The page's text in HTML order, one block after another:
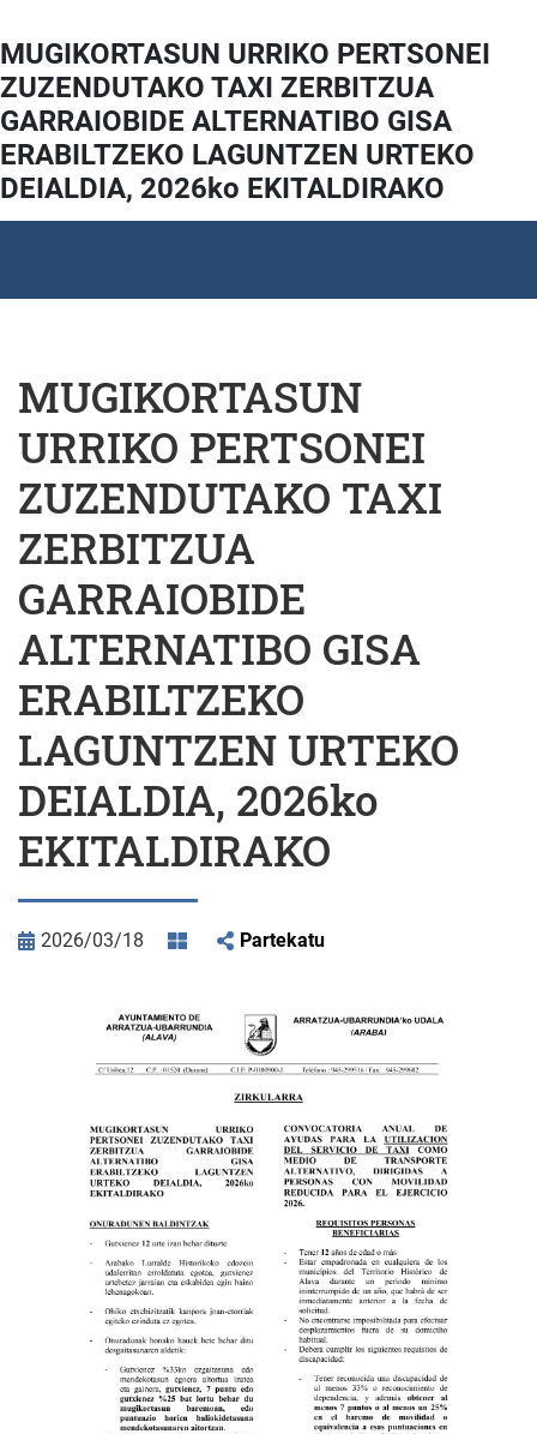
MUGIKORTASUN URRIKO PERTSONEI
ZUZENDUTAKO TAXI ZERBITZUA
GARRAIOBIDE ALTERNATIBO GISA
ERABILTZEKO LAGUNTZEN URTEKO
DEIALDIA, 2026ko EKITALDIRAKO
MUGIKORTASUN
URRIKO PERTSONEI
ZUZENDUTAKO TAXI
ZERBITZUA
GARRAIOBIDE
ALTERNATIBO GISA
ERABILTZEKO
LAGUNTZEN URTEKO
DEIALDIA, 2026ko
EKITALDIRAKO
2026/03/18 Partekatu